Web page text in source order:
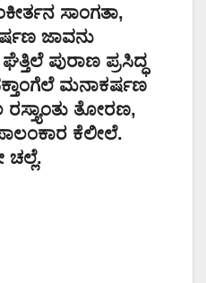
ಸಾಂಗತಾ,
ಜಾವನು
ಪುರಾಣ ಪ್ರಸಿದ್ಧ
ಮನಾಕರ್ಷಣ
ತೋರಣ,
ಕೆಲೀಲೆ.
ಚಲ್ಲೆ.